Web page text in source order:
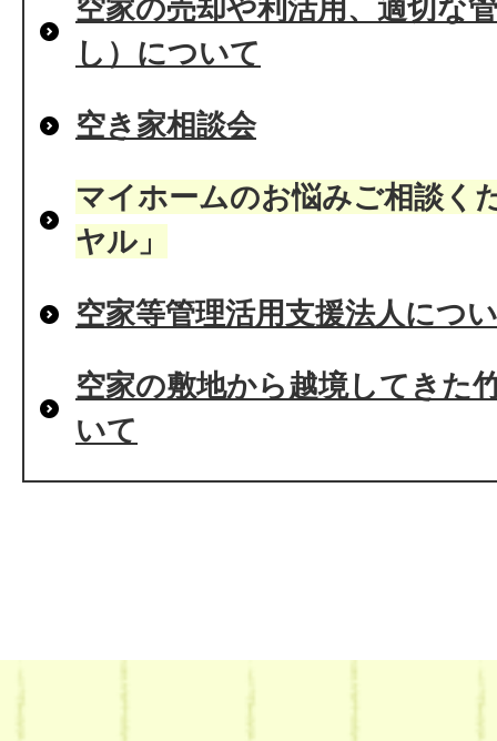
空家の売却や利活用、適切な
し）について
空き家相談会
マイホームのお悩みご相談く
ヤル」
空家等管理活用支援法人につ
空家の敷地から越境してきた
いて